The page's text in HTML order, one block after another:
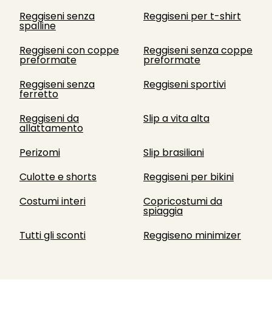
Reggiseni senza
spalline
Reggiseni per t-shirt
Reggiseni con coppe
preformate
Reggiseni senza coppe
preformate
Reggiseni senza
ferretto
Reggiseni sportivi
Reggiseni da
allattamento
Slip a vita alta
Perizomi
Slip brasiliani
Culotte e shorts
Reggiseni per bikini
Costumi interi
Copricostumi da
spiaggia
Tutti gli sconti
Reggiseno minimizer